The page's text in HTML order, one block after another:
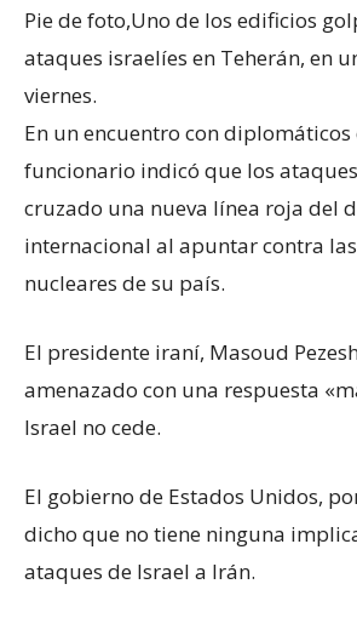
Pie de foto,Uno de los edificios
ataques israelíes en Teherán, en
viernes.
En un encuentro con
funcionario indicó que los
cruzado una nueva línea roja del
internacional al apuntar contra
nucleares de su país.
El presidente iraní, Masoud
amenazado con una respuesta
Israel no cede.
El gobierno de Estados Unidos,
dicho que no tiene ninguna
ataques de Israel a Irán.